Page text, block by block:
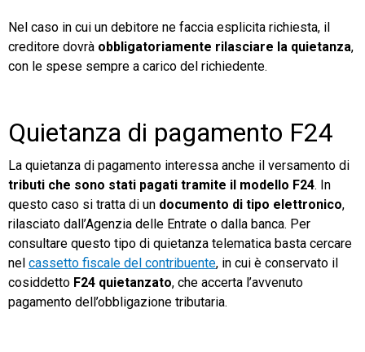
Nel caso in cui un debitore ne faccia esplicita richiesta, il
creditore dovrà obbligatoriamente rilasciare la quietanza,
con le spese sempre a carico del richiedente.
Quietanza di pagamento F24
La quietanza di pagamento interessa anche il versamento di
tributi che sono stati pagati tramite il modello F24. In
questo caso si tratta di un documento di tipo elettronico,
rilasciato dall’Agenzia delle Entrate o dalla banca. Per
consultare questo tipo di quietanza telematica basta cercare
nel cassetto fiscale del contribuente, in cui è conservato il
cosiddetto F24 quietanzato, che accerta l’avvenuto
pagamento dell’obbligazione tributaria.